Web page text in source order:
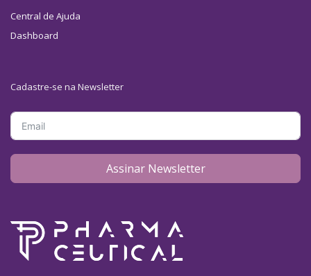
Central de Ajuda
Dashboard
Cadastre-se na Newsletter
Assinar Newsletter